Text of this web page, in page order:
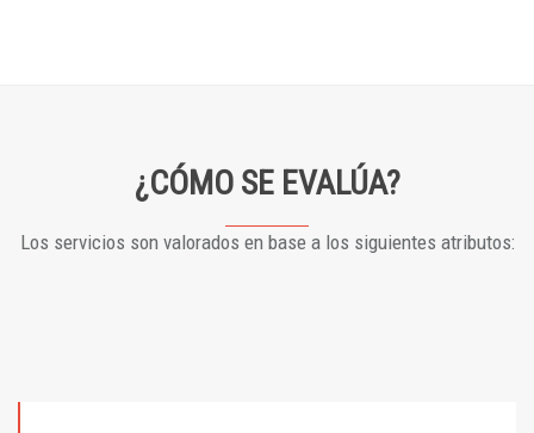
¿CÓMO SE EVALÚA?
Los servicios son valorados en base a los siguientes atributos: